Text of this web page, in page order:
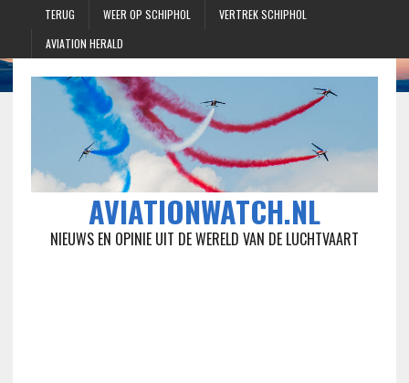
TERUG WEER OP SCHIPHOL
VERTREK SCHIPHOL
AVIATION HERALD
AVIATIONWATCH.NL
NIEUWS EN OPINIE UIT DE WERELD VAN DE LUCHTVAART